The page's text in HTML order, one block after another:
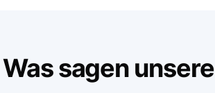
Was sagen unsere